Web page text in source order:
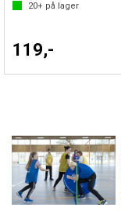
20+ på lager
119,-